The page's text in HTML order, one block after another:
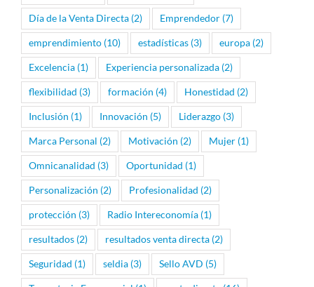
Día de la Venta Directa (2) Emprendedor (7)
emprendimiento (10) estadísticas (3) europa (2)
Excelencia (1) Experiencia personalizada (2)
flexibilidad (3) formación (4) Honestidad (2)
Inclusión (1) Innovación (5) Liderazgo (3)
Marca Personal (2) Motivación (2) Mujer (1)
Omnicanalidad (3) Oportunidad (1)
Personalización (2) Profesionalidad (2)
protección (3) Radio Intereconomía (1)
resultados (2) resultados venta directa (2)
Seguridad (1) seldia (3) Sello AVD (5)